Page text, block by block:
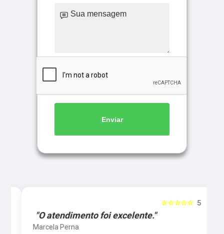
Enviar
5
☆☆☆☆☆
"O atendimento foi excelente."
Marcela Perna